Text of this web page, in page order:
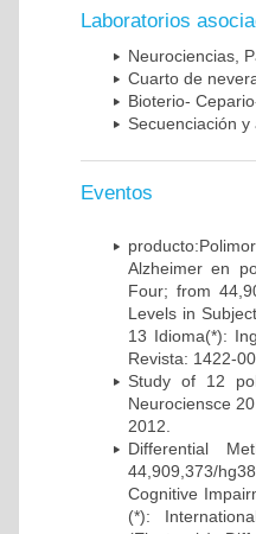
Laboratorios
Neurociencias,
Cuarto de
Bioterio-
Secuenciación
Eventos
Alzheimer en
Four; from
Levels in
13 Idioma(*):
Revista: 1422-
Study of 12
Neurociensce
2012.
Differential
44,909,373/
Cognitive
(*):